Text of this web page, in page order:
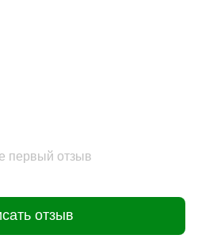
первый отзыв
отзыв